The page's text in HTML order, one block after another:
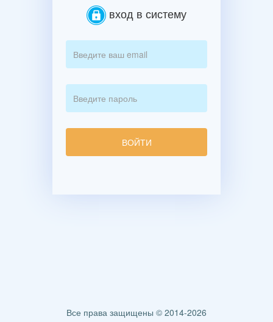
вход в систему
Все права защищены © 2014-2026